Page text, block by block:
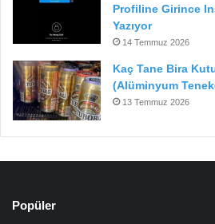
Profiline Girince
Yazıyor
14 Temmuz 2026
Kaç Tane Bira
(Alüminyum
13 Temmuz 2026
Popüler